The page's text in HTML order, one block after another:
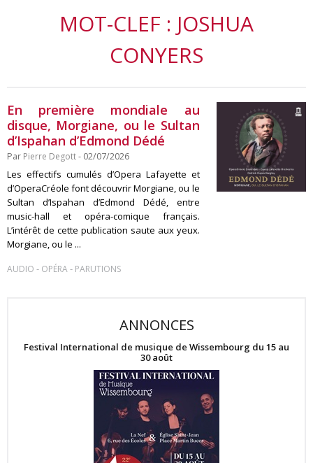
MOT-CLEF : JOSHUA
CONYERS
En première mondiale au
disque, Morgiane, ou le Sultan
d’Ispahan d’Edmond Dédé
Par Pierre Degott- 02/07/2026
Les effectifs cumulés d’Opera Lafayette et
d’OperaCréole font découvrir Morgiane, ou le
Sultan d’Ispahan d’Edmond Dédé, entre
music-hall et opéra-comique français.
L’intérêt de cette publication saute aux yeux.
Morgiane, ou le ...
AUDIO - OPÉRA- PARUTIONS
ANNONCES
Festival International de musique de Wissembourg du 15 au
30 août